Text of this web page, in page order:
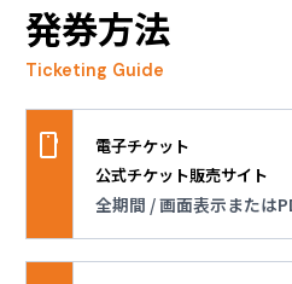
2026.06.17
メンテナンス実施のお知らせ
2026.05.28
追加販売及び通常販売の実
チケット種類の追加販売開
発券方法
Ticketing Guide
電子チケット
公式チケット販売サイト
全期間 / 画面表示または
販売期間